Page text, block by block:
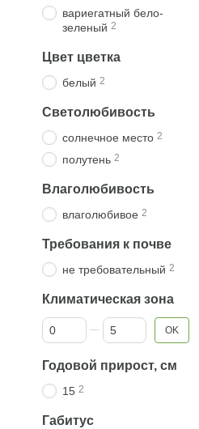
вариегатный бело-
зеленый 2
Цвет цветка
белый 2
Светолюбивость
солнечное место 2
полутень 2
Влаголюбивость
влаголюбивое 2
Требования к почве
не требовательный 2
Климатическая зона
От Климатическая зона
До Климатическая зона OK
Годовой прирост, см
15 2
Габитус